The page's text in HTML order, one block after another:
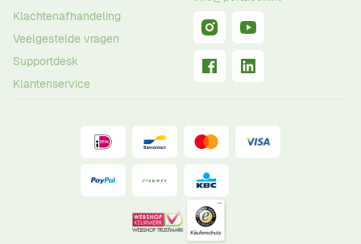
Klachtenafhandeling
Veelgestelde vragen
Supportdesk
Klantenservice